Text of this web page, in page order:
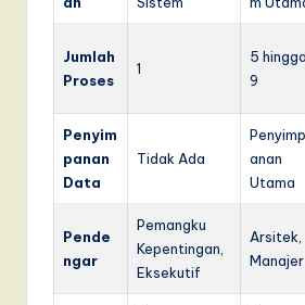
Jumlah
Proses
1
5 hingga
9
Penyim
panan
Data
Tidak Ada
Penyimp
anan
Utama
Pende
ngar
Pemangku
Kepentingan,
Eksekutif
Arsitek,
Manajer